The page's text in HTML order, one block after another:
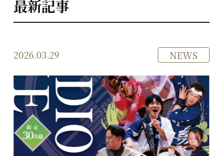
最新記事
2026.03.29 NEWS